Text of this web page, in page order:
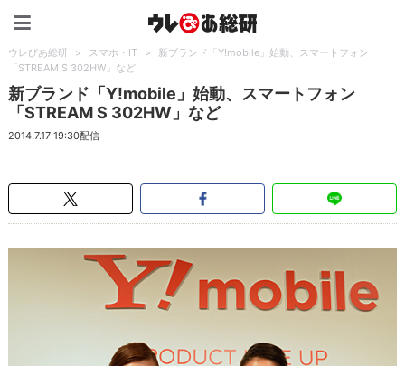
ウレぴあ総研 > スマホ・IT >
新ブランド「Y!mobile」始動、スマートフォン
「STREAM S 302HW」など
新ブランド「Y!mobile」始動、スマートフォン
「STREAM S 302HW」など
2014.7.17 19:30配信